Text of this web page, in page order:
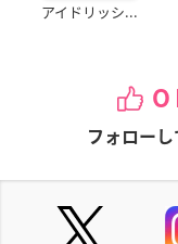
アイドリッシ...
フォローし